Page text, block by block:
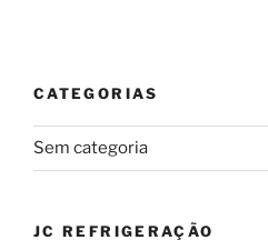
CATEGORIAS
Sem categoria
JC REFRIGERAÇÃO